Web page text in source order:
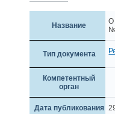
Название
О
Тип документа
Компетентный
орган
Дата публикования